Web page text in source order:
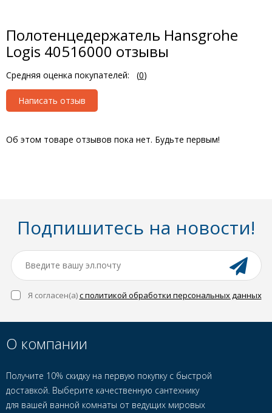
Полотенцедержатель Hansgrohe
Logis 40516000 отзывы
Средняя оценка покупателей: (0)
Написать отзыв
Об этом товаре отзывов пока нет. Будьте первым!
Подпишитесь на новости!
Я согласен(a)с политикой обработки персональных данных
О компании
Получите 10% скидку на первую покупку с быстрой
доставкой. Выберите качественную сантехнику
для вашей ванной комнаты от ведущих мировых